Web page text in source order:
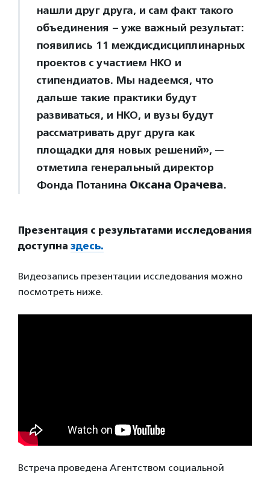
нашли друг друга, и сам факт такого
объединения – уже важный результат:
появились 11 междисдисциплинарных
проектов с участием НКО и
стипендиатов. Мы надеемся, что
дальше такие практики будут
развиваться, и НКО, и вузы будут
рассматривать друг друга как
площадки для новых решений», —
отметила генеральный директор
Фонда Потанина Оксана Орачева.
Презентация с результатами исследования
доступна здесь.
Видеозапись презентации исследования можно
посмотреть ниже.
Встреча проведена Агентством социальной